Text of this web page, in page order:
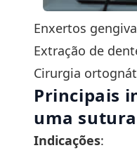
Enxertos
Extração de
Cirurgia
Principais
uma
Indicações: